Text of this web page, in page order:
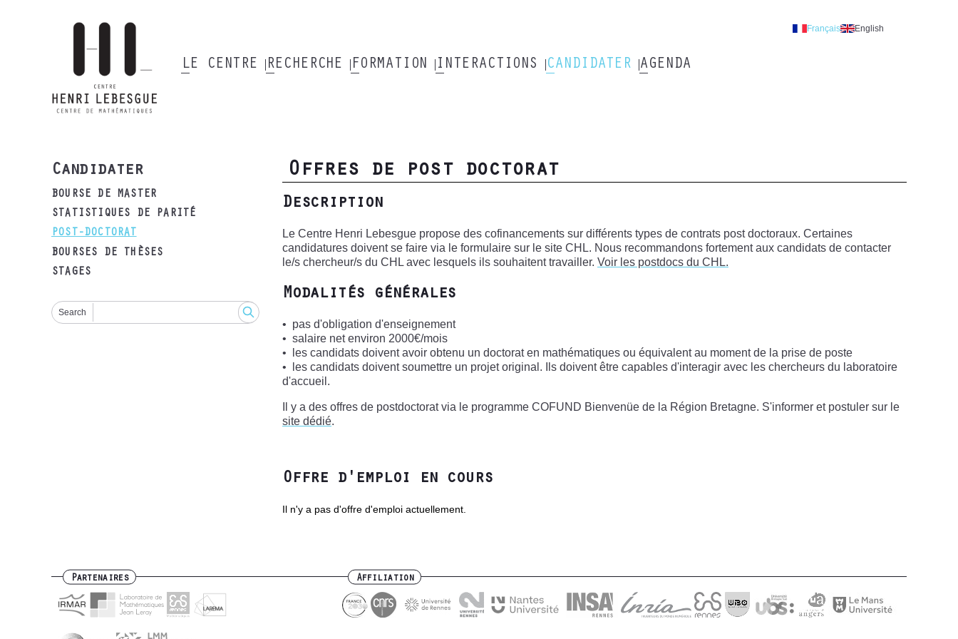
Français English
Main
LE CENTRE RECHERCHE FORMATION INTERACTIONS CANDIDATER AGENDA
Candidater
BOURSE DE MASTER
STATISTIQUES DE PARITÉ
POST-DOCTORAT
BOURSES DE THÈSES
STAGES
Search
Offres de post doctorat
Description
Le Centre Henri Lebesgue propose des cofinancements sur différents types de contrats post doctoraux. Certaines
candidatures doivent se faire via le formulaire sur le site CHL. Nous recommandons fortement aux candidats de contacter
le/s chercheur/s du CHL avec lesquels ils souhaitent travailler. Voir les postdocs du CHL.
Modalités générales
pas d'obligation d'enseignement
salaire net environ 2000€/mois
les candidats doivent avoir obtenu un doctorat en mathématiques ou équivalent au moment de la prise de poste
les candidats doivent soumettre un projet original. Ils doivent être capables d'interagir avec les chercheurs du laboratoire
d'accueil.
Il y a des offres de postdoctorat via le programme COFUND Bienvenüe de la Région Bretagne. S'informer et postuler sur le
site dédié.
Offre d'emploi en cours
Il n'y a pas d'offre d'emploi actuellement.
Partenaires Affiliation